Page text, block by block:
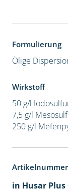
Formulierung
Ölige
Wirkstoff
50 g/l
7,5 g/l
250 g/l
Artikelnummer
in Husar Plus